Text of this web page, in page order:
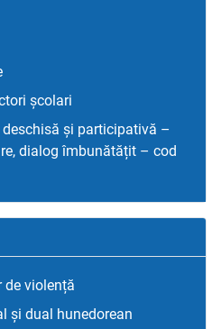
școlari
deschisă și participativă –
dialog îmbunătățit – cod
de violență
și dual hunedorean